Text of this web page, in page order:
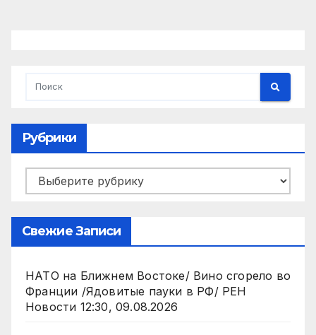
Рубрики
Рубрики
Свежие Записи
НАТО на Ближнем Востоке/ Вино сгорело во
Франции /Ядовитые пауки в РФ/ РЕН
Новости 12:30, 09.08.2026